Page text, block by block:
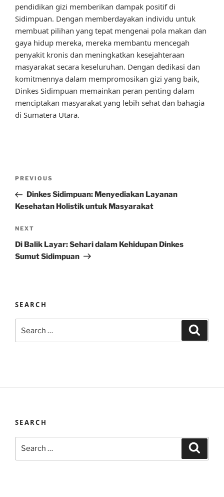
pendidikan gizi memberikan dampak positif di
Sidimpuan. Dengan memberdayakan individu untuk
membuat pilihan yang tepat mengenai pola makan dan
gaya hidup mereka, mereka membantu mencegah
penyakit kronis dan meningkatkan kesejahteraan
masyarakat secara keseluruhan. Dengan dedikasi dan
komitmennya dalam mempromosikan gizi yang baik,
Dinkes Sidimpuan memainkan peran penting dalam
menciptakan masyarakat yang lebih sehat dan bahagia
di Sumatera Utara.
Previous
Post
PREVIOUS
Dinkes Sidimpuan: Menyediakan Layanan
Kesehatan Holistik untuk Masyarakat
Next
Post
NEXT
Di Balik Layar: Sehari dalam Kehidupan Dinkes
Sumut Sidimpuan
SEARCH
for:
SEARCH